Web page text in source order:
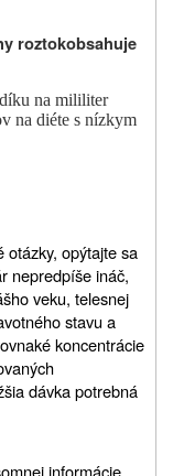
roztokobsahuje
na mililiter
na diéte s nízkym
otázky, opýtajte sa
nepredpíše ináč,
veku, telesnej
stavu a
koncentrácie
dávka potrebná
informácie